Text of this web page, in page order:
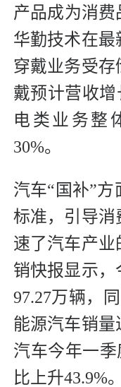
产品成为消费
华勤技术在最
穿戴业务受存
戴预计营收增
电类业务整
30%。
汽车“国补”
标准，引导消
速了汽车产业
销快报显示，
97.27万辆，
能源汽车销量
汽车今年一季
比上升43.9%。